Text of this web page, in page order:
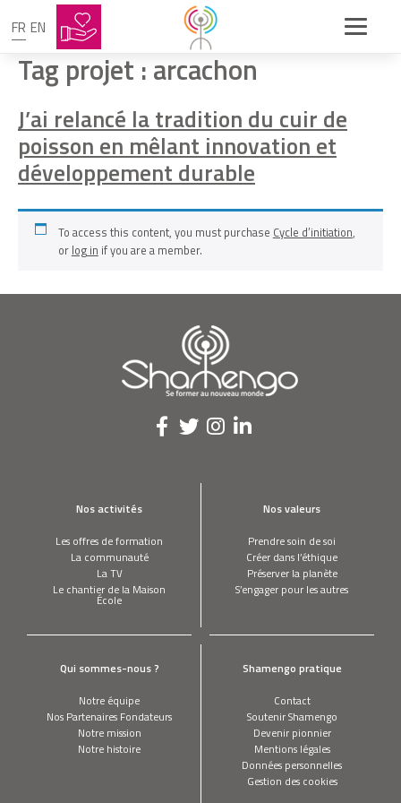
FR EN
Tag projet :arcachon
J’ai relancé la tradition du cuir de
poisson en mêlant innovation et
développement durable
To access this content, you must purchase Cycle d’initiation,
or log in if you are a member.
Nos activités
Les offres de formation
La communauté
La TV
Le chantier de la Maison
École
Nos valeurs
Prendre soin de soi
Créer dans l’éthique
Préserver la planète
S’engager pour les autres
Qui sommes-nous ?
Notre équipe
Nos Partenaires Fondateurs
Notre mission
Notre histoire
Shamengo pratique
Contact
Soutenir Shamengo
Devenir pionnier
Mentions légales
Données personnelles
Gestion des cookies